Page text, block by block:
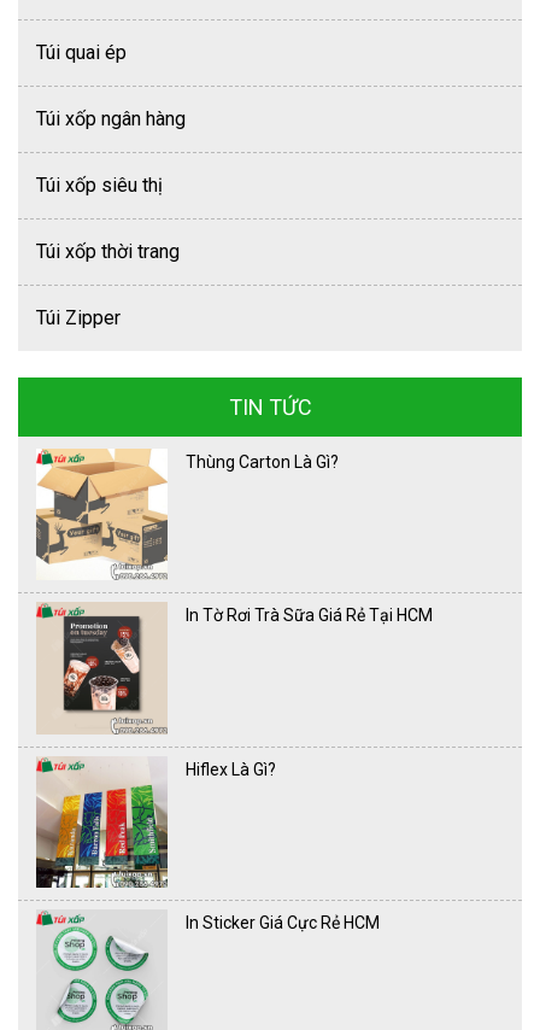
Túi quai ép
Túi xốp ngân hàng
Túi xốp siêu thị
Túi xốp thời trang
Túi Zipper
TIN TỨC
Thùng Carton Là Gì?
In Tờ Rơi Trà Sữa Giá Rẻ Tại HCM
Hiflex Là Gì?
In Sticker Giá Cực Rẻ HCM